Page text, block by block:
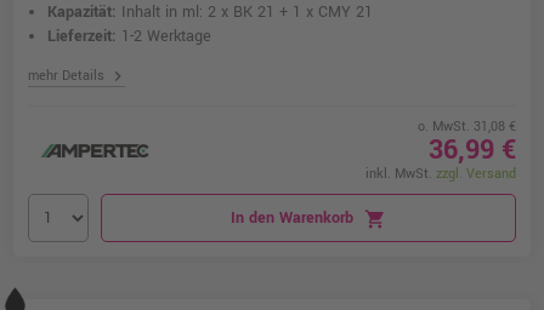
Kapazität: Inhalt in ml: 2 x BK 21 + 1 x CMY 21
Lieferzeit: 1-2 Werktage
mehr Details chevron_right
o. MwSt. 31,08 €
36,99 €
inkl. MwSt. zzgl. Versand
In den Warenkorb shopping_cart